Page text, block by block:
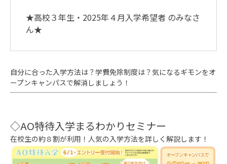
★高校３年生・2025年４月入学希望者 のみなさ
ん★
自分に合った入学方法は？学費免除制度は？気になるギモンをオ
ープンキャンパスで解消しましょう！
◇AO特待入学まるわかりセミナー
在校生の約８割が利用！人気の入学方法を詳しく解説します！